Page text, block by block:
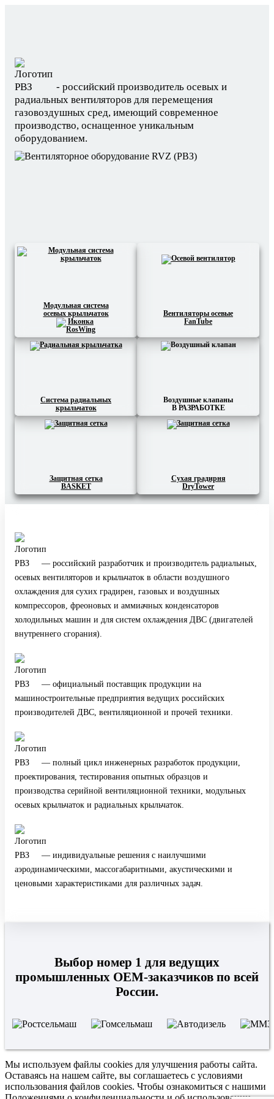
- российский производитель осевых и
радиальных вентиляторов для перемещения
газовоздушных сред, имеющий современное
производство, оснащенное уникальным
оборудованием.
Модульная система
осевых крыльчаток
Вентиляторы осевые
FanTube
Система радиальных
крыльчаток
Воздушные клапаны
В РАЗРАБОТКЕ
Защитная сетка
BASKET
Сухая градирня
DryTower
— российский разработчик и производитель радиальных,
осевых вентиляторов и крыльчаток в области воздушного
охлаждения для сухих градирен, газовых и воздушных
компрессоров, фреоновых и аммиачных конденсаторов
холодильных машин и для систем охлаждения ДВС (двигателей
внутреннего сгорания).
— официальный поставщик продукции на
машиностроительные предприятия ведущих российских
производителей ДВС, вентиляционной и прочей техники.
— полный цикл инженерных разработок продукции,
проектирования, тестирования опытных образцов и
производства серийной вентиляционной техники, модульных
осевых крыльчаток и радиальных крыльчаток.
— индивидуальные решения с наилучшими
аэродинамическими, массогабаритными, акустическими и
ценовыми характеристиками для различных задач.
Выбор номер 1 для ведущих
промышленных OEM-заказчиков по всей
России.
Мы используем файлы cookies для улучшения работы сайта.
Оставаясь на нашем сайте, вы соглашаетесь с условиями
использования файлов cookies. Чтобы ознакомиться с нашими